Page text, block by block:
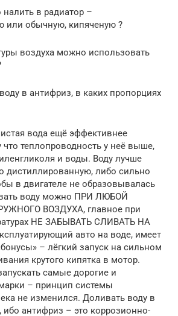
в радиатор –
или обычную, кипяченую ?
воздуха можно использовать
в антифриз, в каких пропорциях
вода ещё эффективнее
что теплопроводность у неё выше,
и воды. Воду лучше
дистиллированную, либо сильно
в двигателе не образовывалась
воду можно ПРИ ЛЮБОЙ
ВОЗДУХА, главное при
НЕ ЗАБЫВАТЬ СЛИВАТЬ НА
авто на воде, имеет
– лёгкий запуск на сильном
крутого кипятка в мотор.
самые дорогие и
– принцип системы
не изменился. Доливать воду в
антифриз – это коррозионно-